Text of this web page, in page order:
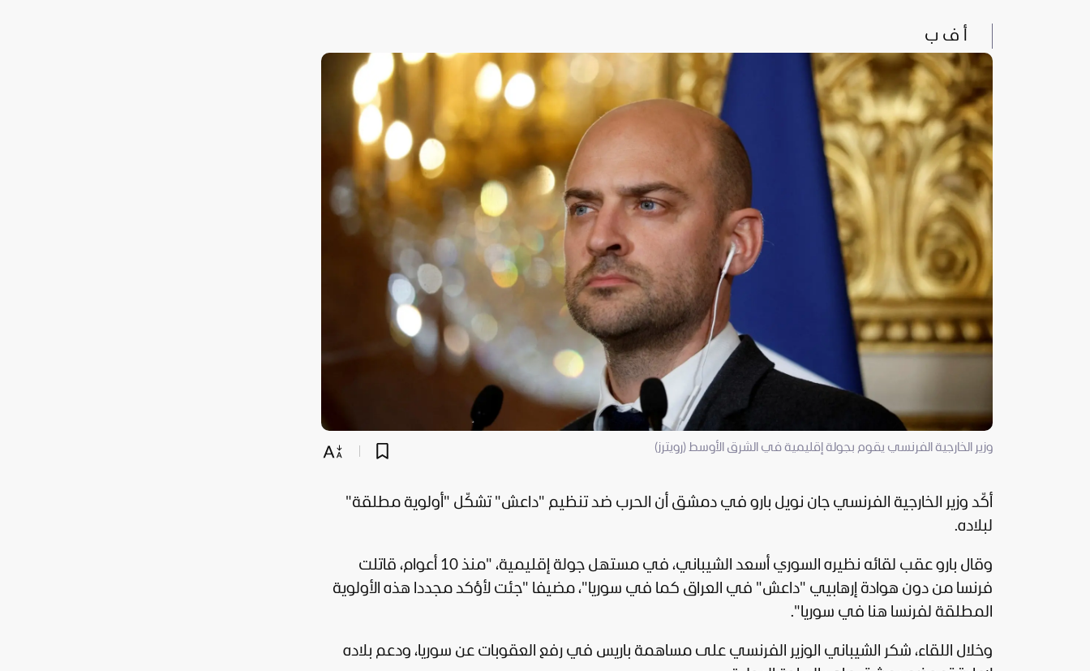
أ ف ب
وزير الخارجية الفرنسي يقوم بجولة إقليمية في الشرق الأوسط (رويترز)
أكّد وزير الخارجية الفرنسي جان نويل بارو في دمشق أن الحرب ضد تنظيم "داعش" تشكّل "أولوية مطلقة"
لبلاده.
وقال بارو عقب لقائه نظيره السوري أسعد الشيباني، في مستهل جولة إقليمية، "منذ 10 أعوام، قاتلت
فرنسا من دون هوادة إرهابيي "داعش" في العراق كما في سوريا"، مضيفا "جئت لأؤكد مجددا هذه الأولوية
المطلقة لفرنسا هنا في سوريا".
وخلال اللقاء، شكر الشيباني الوزير الفرنسي على مساهمة باريس في رفع العقوبات عن سوريا، ودعم بلاده